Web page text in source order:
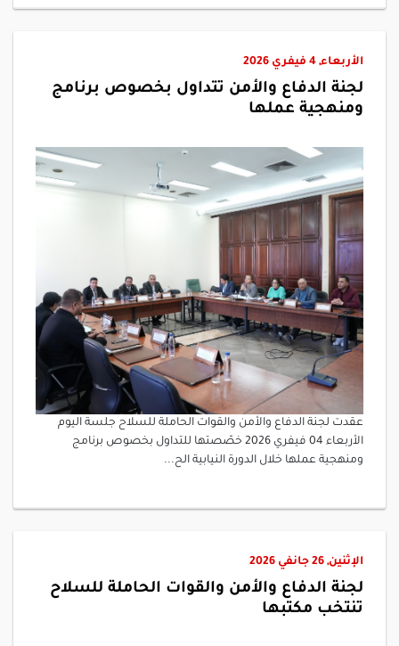
الأربعاء, 4 فيفري 2026
لجنة الدفاع والأمن تتداول بخصوص برنامج
ومنهجية عملها
عقدت لجنة الدفاع والأمن والقوات الحاملة للسلاح جلسة اليوم
الأربعاء 04 فيفري 2026 خصّصتها للتداول بخصوص برنامج
ومنهجية عملها خلال الدورة النيابية الح...
الإثنين, 26 جانفي 2026
لجنة الدفاع والأمن والقوات الحاملة للسلاح
تنتخب مكتبها